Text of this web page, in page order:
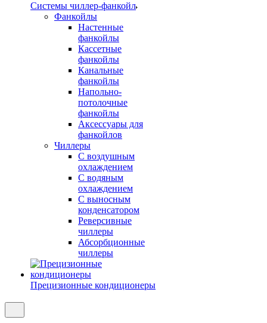
Системы чиллер-фанкойл
Фанкойлы
Настенные
фанкойлы
Кассетные
фанкойлы
Канальные
фанкойлы
Напольно-
потолочные
фанкойлы
Аксессуары для
фанкойлов
Чиллеры
С воздушным
охлаждением
С водяным
охлаждением
С выносным
конденсатором
Реверсивные
чиллеры
Абсорбционные
чиллеры
Прецизионные кондиционеры